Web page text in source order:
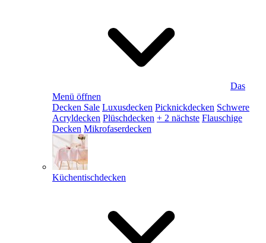
Das
Menü öffnen
Decken Sale Luxusdecken Picknickdecken Schwere
Acryldecken Plüschdecken + 2 nächste Flauschige
Decken Mikrofaserdecken
Küchentischdecken